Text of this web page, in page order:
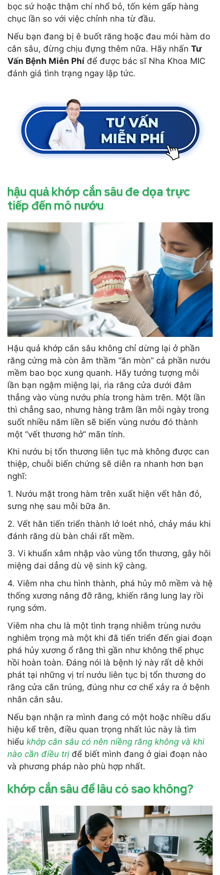
bọc sứ hoặc thậm chí nhổ bỏ, tốn kém gấp hàng
chục lần so với việc chỉnh nha từ đầu.
Nếu bạn đang bị ê buốt răng hoặc đau mỏi hàm do
cắn sâu, đừng chịu đựng thêm nữa. Hãy nhấn Tư
Vấn Bệnh Miễn Phí để được bác sĩ Nha Khoa MIC
đánh giá tình trạng ngay lập tức.
hậu quả khớp cắn sâu đe dọa trực
tiếp đến mô nướu
Hậu quả khớp cắn sâu không chỉ dừng lại ở phần
răng cứng mà còn âm thầm “ăn mòn” cả phần nướu
mềm bao bọc xung quanh. Hãy tưởng tượng mỗi
lần bạn ngậm miệng lại, rìa răng cửa dưới đâm
thẳng vào vùng nướu phía trong hàm trên. Một lần
thì chẳng sao, nhưng hàng trăm lần mỗi ngày trong
suốt nhiều năm liền sẽ biến vùng nướu đó thành
một “vết thương hở” mãn tính.
Khi nướu bị tổn thương liên tục mà không được can
thiệp, chuỗi biến chứng sẽ diễn ra nhanh hơn bạn
nghĩ:
1. Nướu mặt trong hàm trên xuất hiện vết hằn đỏ,
sưng nhẹ sau mỗi bữa ăn.
2. Vết hằn tiến triển thành lở loét nhỏ, chảy máu khi
đánh răng dù bàn chải rất mềm.
3. Vi khuẩn xâm nhập vào vùng tổn thương, gây hôi
miệng dai dẳng dù vệ sinh kỹ càng.
4. Viêm nha chu hình thành, phá hủy mô mềm và hệ
thống xương nâng đỡ răng, khiến răng lung lay rồi
rụng sớm.
Viêm nha chu là một tình trạng nhiễm trùng nướu
nghiêm trọng mà một khi đã tiến triển đến giai đoạn
phá hủy xương ổ răng thì gần như không thể phục
hồi hoàn toàn. Đáng nói là bệnh lý này rất dễ khởi
phát tại những vị trí nướu liên tục bị tổn thương do
răng cửa cắn trúng, đúng như cơ chế xảy ra ở bệnh
nhân cắn sâu.
Nếu bạn nhận ra mình đang có một hoặc nhiều dấu
hiệu kể trên, điều quan trọng nhất lúc này là tìm
hiểu khớp cắn sâu có nên niềng răng không và khi
nào cần điều trị để biết mình đang ở giai đoạn nào
và phương pháp nào phù hợp nhất.
khớp cắn sâu để lâu có sao không?